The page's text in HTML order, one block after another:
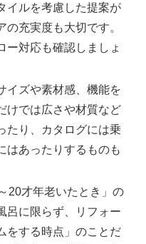
イルを考慮した提案が
充実度も大切です。
ー対応も確認しましょ
イズや素材感、機能を
けでは広さや材質など
たり、カタログには乗
はあったりするものも
20才年老いたとき」の
呂に限らず、リフォー
をする時点」のことだ